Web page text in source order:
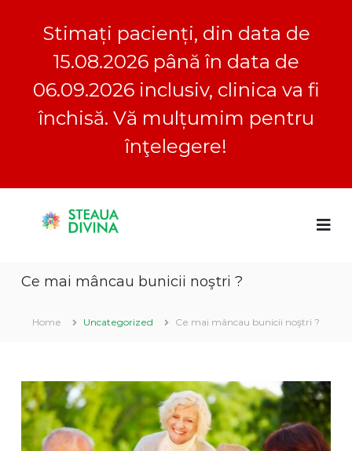
Stimați pacienți, din data de
15.08.2026 până în data de
06.09.2026 inclusiv, clinica va fi
închisă. Vă mulțumim pentru
înţelegere!
u
D
i
n
a
c
t
a
D
i
v
i
Ce mai mâncau bunicii noştri ?
Home Uncategorized Ce mai mâncau bunicii noştri ?